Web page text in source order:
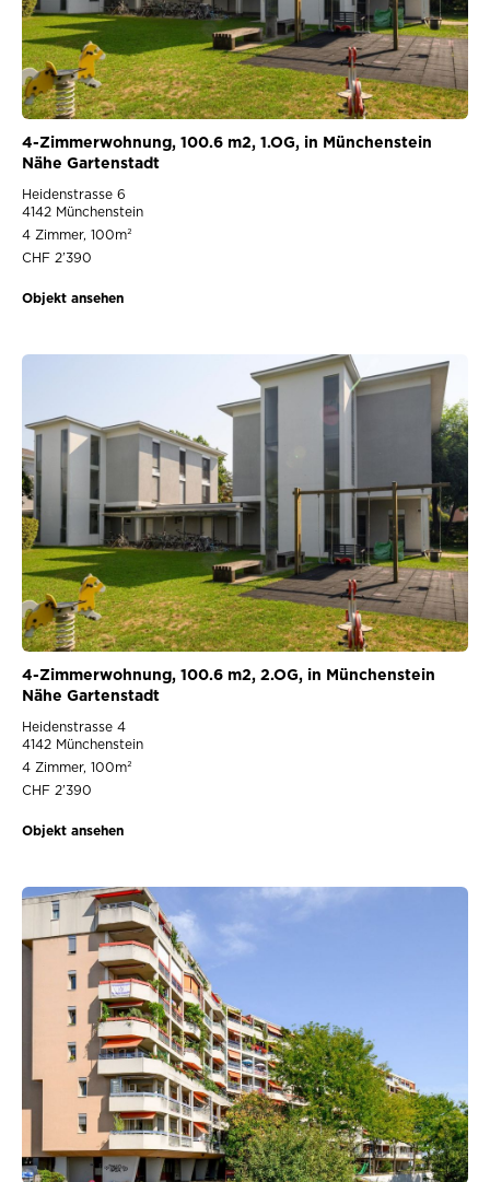
4-Zimmerwohnung, 100.6 m2, 1.OG, in Münchenstein
Nähe Gartenstadt
Heidenstrasse 6
4142 Münchenstein
4 Zimmer, 100m²
CHF 2’390
Objekt ansehen
4-Zimmerwohnung, 100.6 m2, 2.OG, in Münchenstein
Nähe Gartenstadt
Heidenstrasse 4
4142 Münchenstein
4 Zimmer, 100m²
CHF 2’390
Objekt ansehen